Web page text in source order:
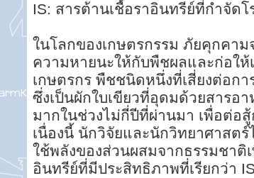
IS: สารต้านเชื้อราอินทรีย์ที่กำจัด
ในโลกของเกษตรกรรม ภัยคุกคาม
ความหายนะให้กับพืชผลและก่อใ
เกษตรกร พืชชนิดหนึ่งที่เสี่ยงต่อก
ซึ่งเป็นผักใบเขียวที่อุดมด้วยสารอ
มากในช่วงไม่กี่ปีที่ผ่านมา เพื่อต่อ
เนื่องนี้ นักวิจัยและนักวิทยาศาสต
ใช้พลังของส่วนผสมจากธรรมชาติ
อินทรีย์ที่มีประสิทธิภาพที่เรียกว่า IS